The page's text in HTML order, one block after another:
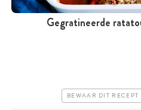
Gegratineerde
BEWAAR DIT RECEPT